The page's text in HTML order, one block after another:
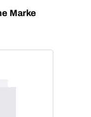
Marke